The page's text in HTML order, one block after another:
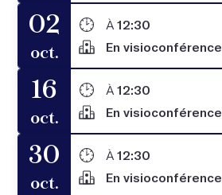
02
oct.
À 12:30
En visioconférence
16
oct.
À 12:30
En visioconférence
30
oct.
À 12:30
En visioconférence